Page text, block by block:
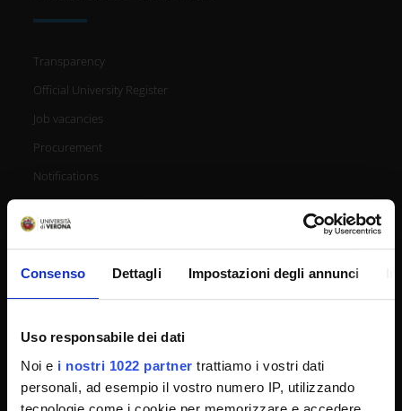
Consenso Dettagli Impostazioni degli annunci
Uso responsabile dei dati
Noi e i nostri 1022 partner trattiamo i vostri dati
personali, ad esempio il vostro numero IP, utilizzando
Transparency
Official University Register
Job vacancies
Procurement
Notifications
Terms and conditions
Privacy policy
Support us
Firma Elettronica Avanzata
SPID